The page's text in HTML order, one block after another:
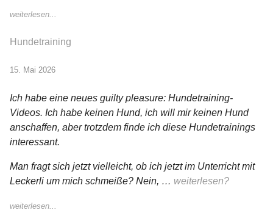
weiterlesen...
Hundetraining
15. Mai 2026
Ich habe eine neues guilty pleasure: Hundetraining-
Videos. Ich habe keinen Hund, ich will mir keinen Hund
anschaffen, aber trotzdem finde ich diese Hundetrainings
interessant.
Man fragt sich jetzt vielleicht, ob ich jetzt im Unterricht mit
Leckerli um mich schmeiße? Nein, … weiterlesen?
weiterlesen...